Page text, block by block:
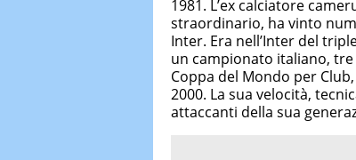
1981. L’ex calciatore
straordinario, ha vinto
Inter. Era nell’Inter del
un campionato italiano,
Coppa del Mondo per
2000. La sua velocità,
attaccanti della sua